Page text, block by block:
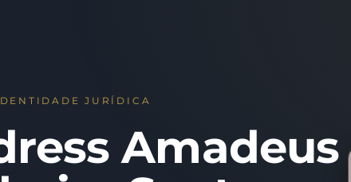
JURÍDICA
Amadeus